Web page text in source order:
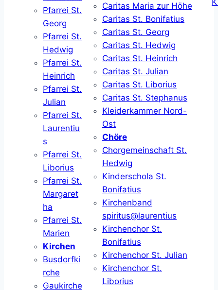
Pfarrei St.
Georg
Pfarrei St.
Hedwig
Pfarrei St.
Heinrich
Pfarrei St.
Julian
Pfarrei St.
Laurentiu
s
Pfarrei St.
Liborius
Pfarrei St.
Margaret
ha
Pfarrei St.
Marien
Kirchen
Busdorfki
rche
Gaukirche
Caritas Maria zur Höhe
Caritas St. Bonifatius
Caritas St. Georg
Caritas St. Hedwig
Caritas St. Heinrich
Caritas St. Julian
Caritas St. Liborius
Caritas St. Stephanus
Kleiderkammer Nord-
Ost
Chöre
Chorgemeinschaft St.
Hedwig
Kinderschola St.
Bonifatius
Kirchenband
spiritus@laurentius
Kirchenchor St.
Bonifatius
Kirchenchor St. Julian
Kirchenchor St.
Liborius